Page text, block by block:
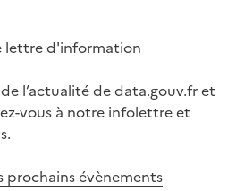
lettre d'information
l’actualité de data.gouv.fr et
vous à notre infolettre et
prochains évènements